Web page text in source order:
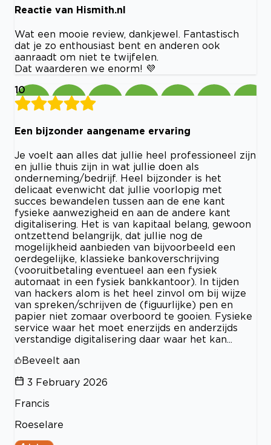
Reactie van Hismith.nl
Wat een mooie review, dankjewel. Fantastisch
dat je zo enthousiast bent en anderen ook
aanraadt om niet te twijfelen.
Dat waarderen we enorm! 💜
10
Een bijzonder aangename ervaring
Je voelt aan alles dat jullie heel professioneel zijn
en jullie thuis zijn in wat jullie doen als
onderneming/bedrijf. Heel bijzonder is het
delicaat evenwicht dat jullie voorlopig met
succes bewandelen tussen aan de ene kant
fysieke aanwezigheid en aan de andere kant
digitalisering. Het is van kapitaal belang, gewoon
ontzettend belangrijk, dat jullie nog de
mogelijkheid aanbieden van bijvoorbeeld een
oerdegelijke, klassieke bankoverschrijving
(vooruitbetaling eventueel aan een fysiek
automaat in een fysiek bankkantoor). In tijden
van hackers alom is het heel zinvol om bij wijze
van spreken/schrijven de (figuurlijke) pen en
papier niet zomaar overboord te gooien. Fysieke
service waar het moet enerzijds en anderzijds
verstandige digitalisering daar waar het kan...
Beveelt aan
3 February 2026
Francis
Roeselare